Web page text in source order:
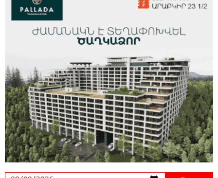
мониторинг дикой природы в Гнишике с
помощью солнечной энергии
Ucom и FPWC обеспечат круглосуточный
мониторинг дикой природы в Гнишике с
помощью солнечной энергии
22:41:05 3-08-2026
Idram и IDBank - рядом со стартапами на
Seaside Startup Summit
10:12:55 3-08-2026
В мобильном приложении Юнибанка теперь